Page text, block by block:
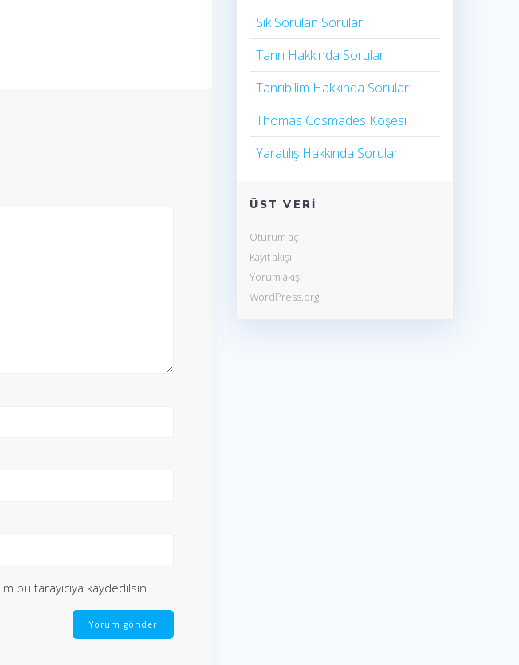
bu tarayıcıya kaydedilsin.
Sık Sorulan Sorular
Tanrı Hakkında Sorular
Tanrıbilim Hakkında Sorular
Thomas Cosmades Köşesi
Yaratılış Hakkında Sorular
ÜST VERI
Oturum aç
Kayıt akışı
Yorum akışı
WordPress.org